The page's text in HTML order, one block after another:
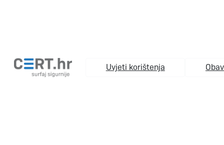
Uvjeti korištenja